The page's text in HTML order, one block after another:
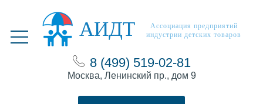
АИДТ
Ассоциация предприятий
индустрии детских товаров
8 (499) 519-02-81
Москва, Ленинский пр., дом 9